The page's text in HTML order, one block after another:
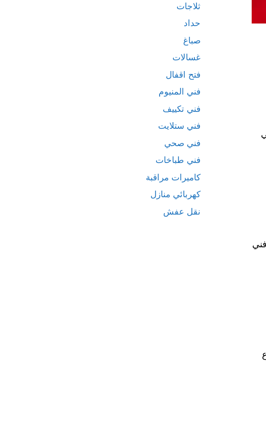
ثلاجات
حداد
صباغ
غسالات
فتح اقفال
فني المنيوم
فني تكييف
فني ستلايت
فني صحي
فني طباخات
كاميرات مراقبة
كهربائي منازل
نقل عفش